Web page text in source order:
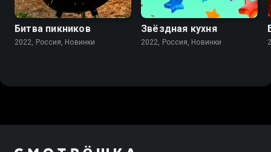
Битва пикников
2022, Россия, Новинки
Звёздная кухня
2022, Россия, Новинки